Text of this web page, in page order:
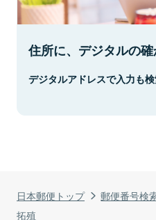
日本郵便トップ 郵便番号検
拓殖
住所に、デジタルの確
デジタルアドレスで入力も検